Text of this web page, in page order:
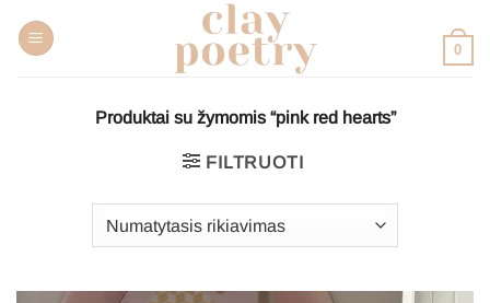
prie
0
Produktai su žymomis “pink red hearts”
FILTRUOTI